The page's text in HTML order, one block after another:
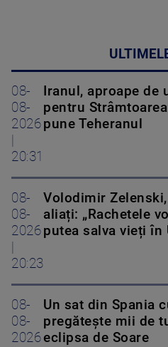
08-
08-
2026
20:31
Iranul, aproape de
pentru
pune Teheranul
08-
08-
2026
20:23
Volodimir
aliați: „Rachetele
putea salva vieți în
08-
08-
2026
Un sat din Spania
pregătește mii de
eclipsa de Soare